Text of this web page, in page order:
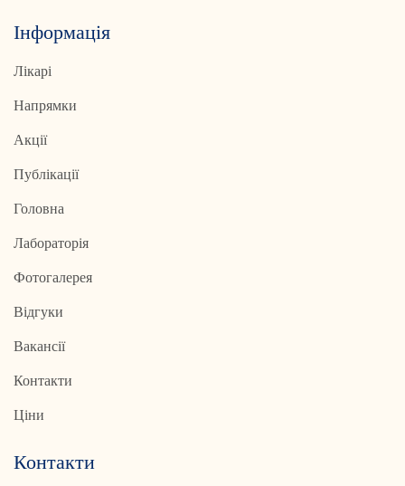
Інформація
Лікарі
Напрямки
Акції
Публікації
Головна
Лабораторія
Фотогалерея
Відгуки
Вакансії
Контакти
Ціни
Контакти